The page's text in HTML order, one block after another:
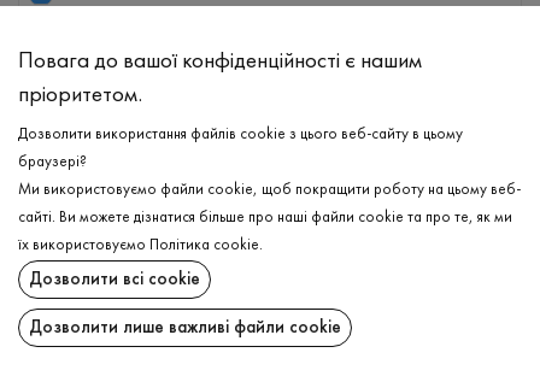
XS
ОБЕРІТЬ РОЗМІР
Джемпер
ДОДАТИ ДО КОШИКА
ОПИС
Повага до вашої конфіденційності є нашим
пріоритетом.
Дозволити використання файлів cookie з цього веб-сайту в цьому
браузері?
Ми використовуємо файли cookie, щоб покращити роботу на цьому веб-
сайті. Ви можете дізнатися більше про наші файли cookie та про те, як ми
їх використовуємо
Політика cookie.
Дозволити всі cookie
Дозволити лише важливі файли cookie